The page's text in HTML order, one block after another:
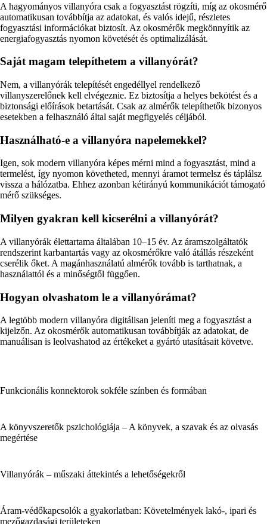
A hagyományos villanyóra csak a fogyasztást rögzíti, míg az okosmérő
automatikusan továbbítja az adatokat, és valós idejű, részletes
fogyasztási információkat biztosít. Az okosmérők megkönnyítik az
energiafogyasztás nyomon követését és optimalizálását.
Saját magam telepíthetem a villanyórát?
Nem, a villanyórák telepítését engedéllyel rendelkező
villanyszerelőnek kell elvégeznie. Ez biztosítja a helyes bekötést és a
biztonsági előírások betartását. Csak az almérők telepíthetők bizonyos
esetekben a felhasználó által saját megfigyelés céljából.
Használható-e a villanyóra napelemekkel?
Igen, sok modern villanyóra képes mérni mind a fogyasztást, mind a
termelést, így nyomon követheted, mennyi áramot termelsz és táplálsz
vissza a hálózatba. Ehhez azonban kétirányú kommunikációt támogató
mérő szükséges.
Milyen gyakran kell kicserélni a villanyórát?
A villanyórák élettartama általában 10–15 év. Az áramszolgáltatók
rendszerint karbantartás vagy az okosmérőkre való átállás részeként
cserélik őket. A magánhasználatú almérők tovább is tarthatnak, a
használattól és a minőségtől függően.
Hogyan olvashatom le a villanyórámat?
A legtöbb modern villanyóra digitálisan jeleníti meg a fogyasztást a
kijelzőn. Az okosmérők automatikusan továbbítják az adatokat, de
manuálisan is leolvashatod az értékeket a gyártó utasításait követve.
Funkcionális konnektorok sokféle színben és formában
A könyvszeretők pszichológiája – A könyvek, a szavak és az olvasás
megértése
Villanyórák – műszaki áttekintés a lehetőségekről
Áram-védőkapcsolók a gyakorlatban: Követelmények lakó-, ipari és
mezőgazdasági területeken